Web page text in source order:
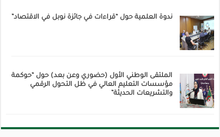
ندوة العلمية حول “قراءات في جائزة نوبل في الاقتصاد”
الملتقى الوطني الأول (حضوري وعن بعد) حول “حوكمة
مؤسسات التعليم العالي في ظل التحول الرقمي
والتشريعات الحديثة”